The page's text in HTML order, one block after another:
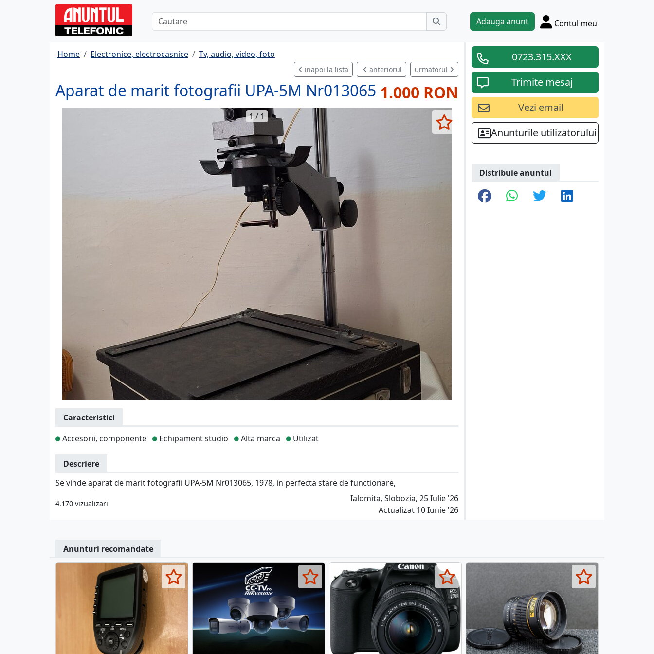
Adauga anunt Contul meu
Home Electronice, electrocasnice Tv, audio, video, foto
inapoi la lista anteriorul urmatorul
Aparat de marit fotografii UPA-5M Nr013065 1.000 RON
1 / 1
Caracteristici
Accesorii, componente
Echipament studio Alta marca Utilizat
Descriere
Se vinde aparat de marit fotografii UPA-5M Nr013065, 1978, in perfecta stare de functionare,
4.170 vizualizari
Ialomita, Slobozia, 25 Iulie '26
Actualizat 10 Iunie '26
0723.315.XXX
Trimite mesaj
Vezi email
Anunturile utilizatorului
Distribuie anuntul
Anunturi recomandate